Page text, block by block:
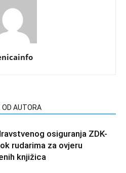
OD AUTORA
osiguranja ZDK-
rudarima za ovjeru
knjižica